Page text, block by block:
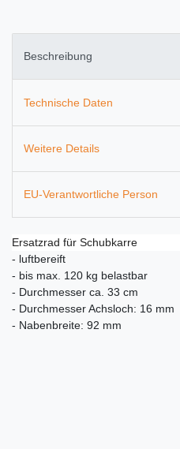
Beschreibung
Technische Daten
Weitere Details
EU-Verantwortliche Person
Ersatzrad für Schubkarre
- luftbereift
- bis max. 120 kg belastbar
- Durchmesser ca. 33 cm
- Durchmesser Achsloch: 16 mm
- Nabenbreite: 92 mm